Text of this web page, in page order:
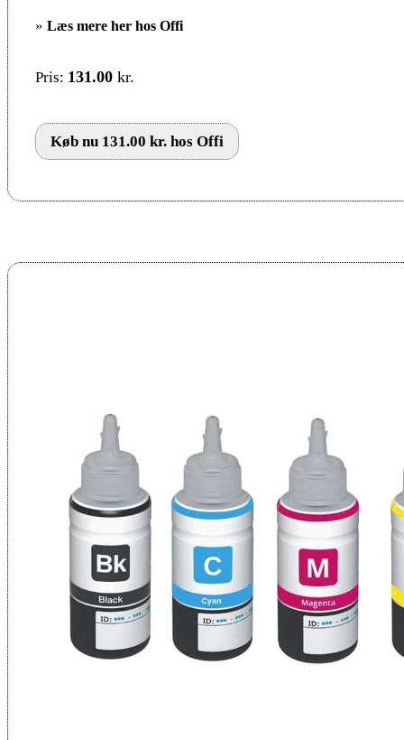
» Læs mere her hos Offi
Pris: 131.00 kr.
Køb nu 131.00 kr. hos Offi